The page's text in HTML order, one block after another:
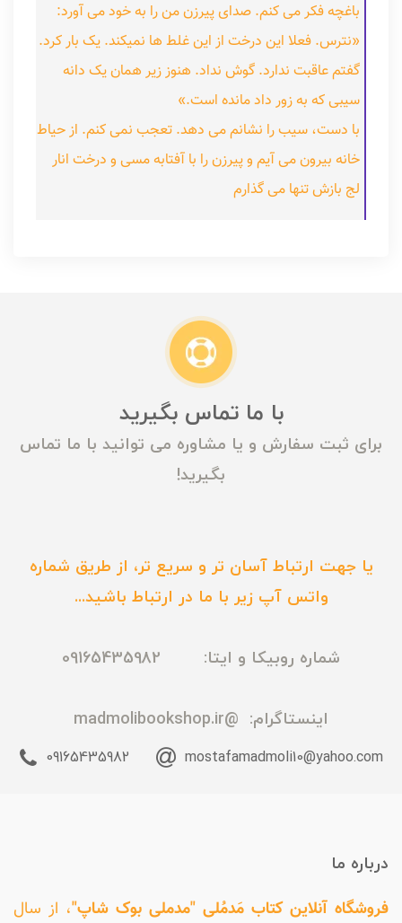
باغچه فکر می کنم. صدای پیرزن من را به خود می آورد:
«نترس. فعلا این درخت از این غلط ها نمیکند. یک بار کرد.
گفتم عاقبت ندارد. گوش نداد. هنوز زیر همان یک دانه
سیبی که به زور داد مانده است.»
با دست، سیب را نشانم می دهد. تعجب نمی کنم. از حیاط
خانه بیرون می آیم و پیرزن را با آفتابه مسی و درخت انار
لج بازش تنها می گذارم
با ما تماس بگیرید
برای ثبت سفارش و یا مشاوره می توانید با ما تماس
بگیرید!
یا جهت ارتباط آسان تر و سریع تر، از طریق شماره
واتس آپ زیر با ما در ارتباط باشید...
شماره روبیکا و ایتا: 09165435982
اینستاگرام: @madmolibookshop.ir
mostafamadmoli10@yahoo.com
09165435982
درباره ما
فروشگاه آنلاین کتاب مَدمُلی "مدملی بوک شاپ"، از سال